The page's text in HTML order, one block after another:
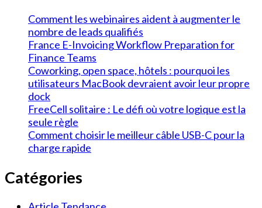
Comment les webinaires aident à augmenter le
nombre de leads qualifiés
France E-Invoicing Workflow Preparation for
Finance Teams
Coworking, open space, hôtels : pourquoi les
utilisateurs MacBook devraient avoir leur propre
dock
FreeCell solitaire : Le défi où votre logique est la
seule règle
Comment choisir le meilleur câble USB-C pour la
charge rapide
Catégories